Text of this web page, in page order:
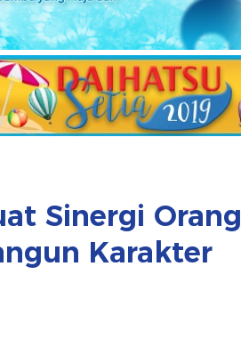
Sinergi Orang
Karakter